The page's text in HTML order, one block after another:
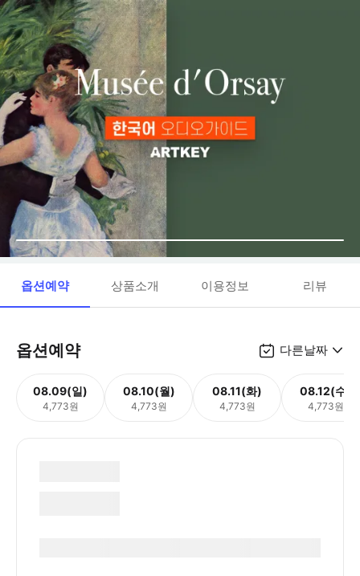
옵션예약 상품소개 이용정보 리뷰
옵션예약 다른날짜
08.09(일)
4,773원
08.10(월)
4,773원
08.11(화)
4,773원
08.12(수)
4,773원